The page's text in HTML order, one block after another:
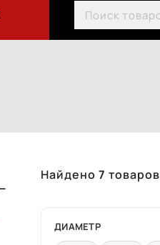
Search for:
Найдено 7 товаров
ДИАМЕТР